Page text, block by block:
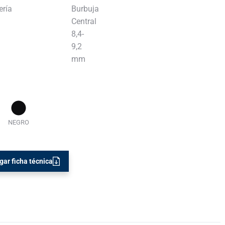
Burbuja
Central
8,4-
9,2
mm
NEGRO
ficha técnica